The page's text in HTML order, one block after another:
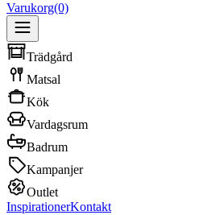
Varukorg(0)
Trädgård
Matsal
Kök
Vardagsrum
Badrum
Kampanjer
Outlet
InspirationerKontakt